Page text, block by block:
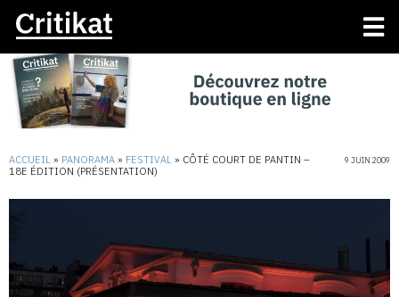
ACCUEIL » PANORAMA » FESTIVAL » CÔTÉ COURT DE PANTIN –
18E ÉDITION (PRÉSENTATION)
9 JUIN 2009